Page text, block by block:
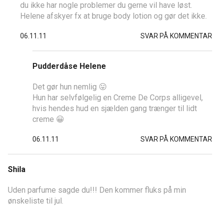
du ikke har nogle problemer du gerne vil have løst.
Helene afskyer fx at bruge body lotion og gør det ikke.
06.11.11 SVAR PÅ KOMMENTAR
Pudderdåse Helene
Det gør hun nemlig 😛
Hun har selvfølgelig en Creme De Corps alligevel,
hvis hendes hud en sjælden gang trænger til lidt
creme 😀
06.11.11 SVAR PÅ KOMMENTAR
Shila
Uden parfume sagde du!!! Den kommer fluks på min
ønskeliste til jul.